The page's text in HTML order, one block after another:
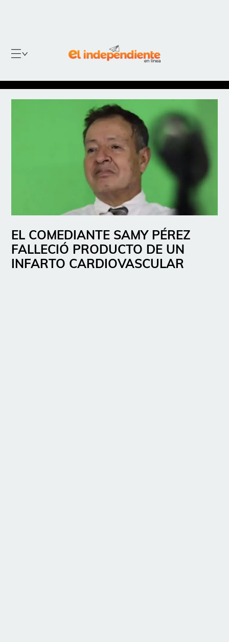
EL COMEDIANTE SAMY PÉREZ
FALLECIÓ PRODUCTO DE UN
INFARTO CARDIOVASCULAR